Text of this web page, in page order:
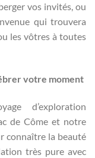
vos invités, ou
qui trouvera
les vôtres à toutes
votre moment
d’exploration
de Côme et notre
connaître la beauté
très pure avec